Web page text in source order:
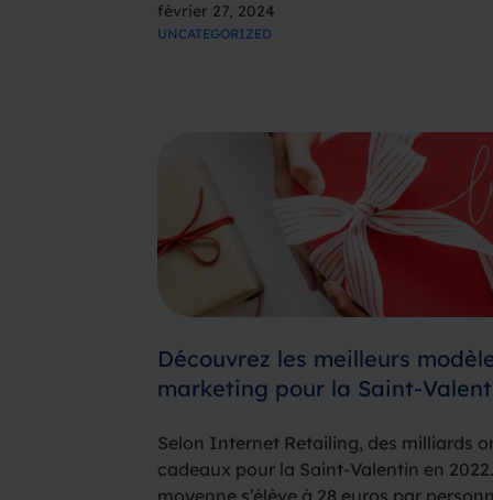
traditionnels tels que les…
février 27, 2024
UNCATEGORIZED
Découvrez les meilleurs
marketing pour la Saint-
Selon Internet Retailing, des milliards
cadeaux pour la Saint-Valentin en
moyenne s’élève à 28 euros par